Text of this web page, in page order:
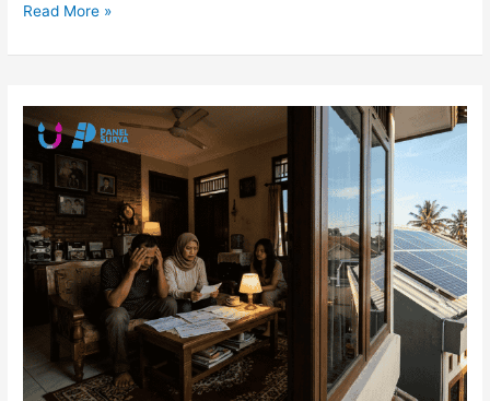
Read More »
Listrik
Mahal
Tiap
Bulan
dan
Cara
Menguranginya
dengan
Panel